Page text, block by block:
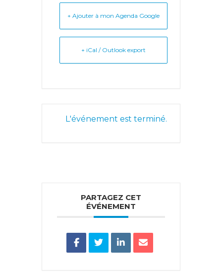
+ Ajouter à mon Agenda Google
+ iCal / Outlook export
L'événement est terminé.
PARTAGEZ CET
ÉVÉNEMENT